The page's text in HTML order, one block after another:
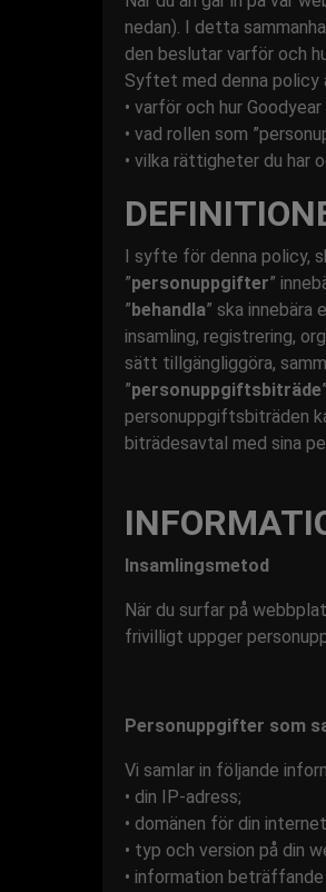
nedan). I detta
den beslutar varför och
Syftet med denna
• varför och hur
• vad rollen som
• vilka rättigheter du har
I syfte för denna policy,
”personuppgifter”
”behandla” ska
insamling, registrering,
sätt tillgängliggöra,
”personuppgiftsbiträde
personuppgiftsbiträden
biträdesavtal med sina
Insamlingsmetod
När du surfar på
frivilligt uppger
Personuppgifter som
Vi samlar in följande
• din IP-adress;
• domänen för din
• typ och version på din
• information